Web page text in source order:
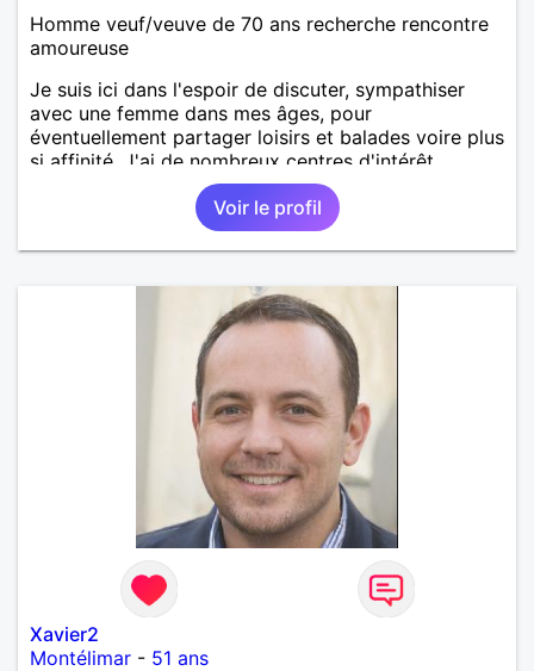
Homme veuf/veuve de 70 ans recherche rencontre
amoureuse
Je suis ici dans l'espoir de discuter, sympathiser
avec une femme dans mes âges, pour
éventuellement partager loisirs et balades voire plus
si affinité. J'ai de nombreux centres d'intérêt
comme la musique, balades, pêche, gastronomie,...
Voir le profil
Xavier2
Montélimar - 51 ans